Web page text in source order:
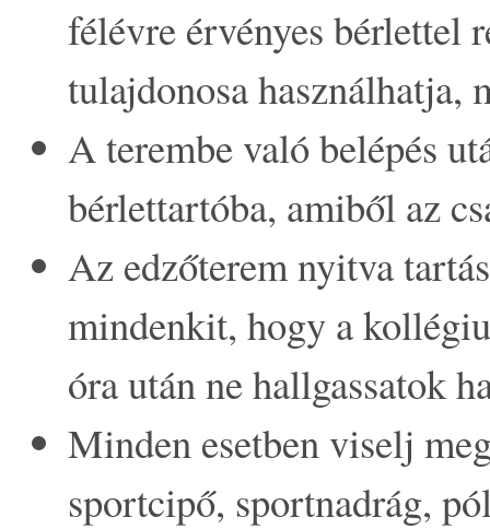
félévre érvényes bérlettel
tulajdonosa használhatja,
A terembe való belépés
bérlettartóba, amiből az
Az edzőterem nyitva
mindenkit, hogy a
óra után ne hallgassatok
Minden esetben viselj
sportcipő, sportnadrág,